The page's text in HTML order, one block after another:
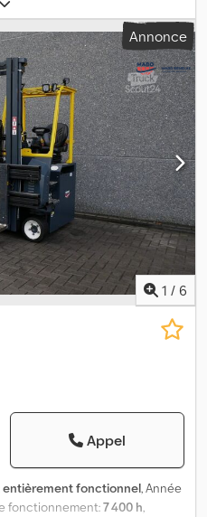
électrique, type de mât:
CBE25 est un chariot à
effectué 7 321 heures de
joystick. Dkodpszp D Rpsfx
Annonce
1 / 6
Appel
entièrement fonctionnel, Année
fonctionnement:7 400 h,